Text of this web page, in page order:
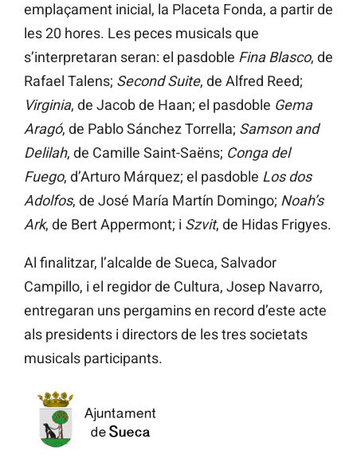
emplaçament inicial, la Placeta Fonda, a partir de
les 20 hores. Les peces musicals que
s’interpretaran seran: el pasdoble Fina Blasco, de
Rafael Talens; Second Suite, de Alfred Reed;
Virginia, de Jacob de Haan; el pasdoble Gema
Aragó, de Pablo Sánchez Torrella; Samson and
Delilah, de Camille Saint-Saëns; Conga del
Fuego, d’Arturo Márquez; el pasdoble Los dos
Adolfos, de José María Martín Domingo; Noah’s
Ark, de Bert Appermont; i Szvit, de Hidas Frigyes.
Al finalitzar, l’alcalde de Sueca, Salvador
Campillo, i el regidor de Cultura, Josep Navarro,
entregaran uns pergamins en record d’este acte
als presidents i directors de les tres societats
musicals participants.